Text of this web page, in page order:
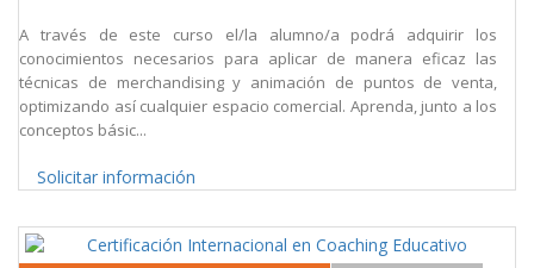
A través de este curso el/la alumno/a podrá adquirir los
conocimientos necesarios para aplicar de manera eficaz las
técnicas de merchandising y animación de puntos de venta,
optimizando así cualquier espacio comercial. Aprenda, junto a los
conceptos básic...
Solicitar información